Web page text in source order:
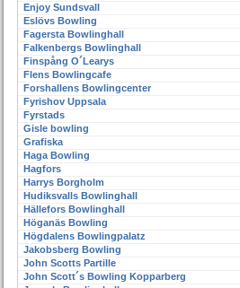
Enjoy Sundsvall
Eslövs Bowling
Fagersta Bowlinghall
Falkenbergs Bowlinghall
Finspång O´Learys
Flens Bowlingcafe
Forshallens Bowlingcenter
Fyrishov Uppsala
Fyrstads
Gisle bowling
Grafiska
Haga Bowling
Hagfors
Harrys Borgholm
Hudiksvalls Bowlinghall
Hällefors Bowlinghall
Höganäs Bowling
Högdalens Bowlingpalatz
Jakobsberg Bowling
John Scotts Partille
John Scott´s Bowling Kopparberg